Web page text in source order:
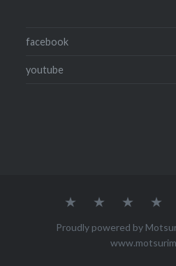
facebook
youtube
Accueil Qui
je
Proudly powered by